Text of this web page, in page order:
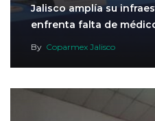
Jalisco amplía su
enfrenta falta de
By Coparmex Jalisco